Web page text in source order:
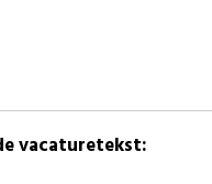
vacaturetekst: